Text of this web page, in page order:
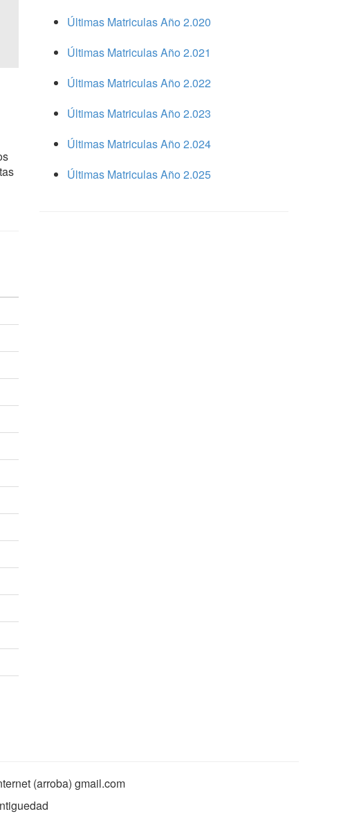
Últimas Matriculas Año 2.020
Últimas Matriculas Año 2.021
Últimas Matriculas Año 2.022
Últimas Matriculas Año 2.023
Últimas Matriculas Año 2.024
Últimas Matriculas Año 2.025
(arroba) gmail.com